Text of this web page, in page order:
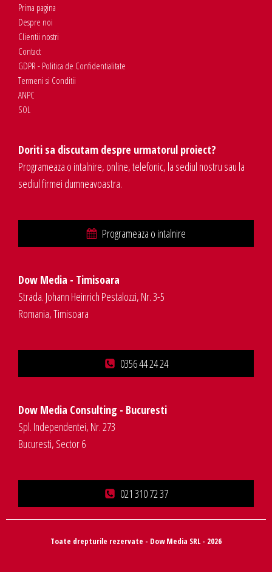
Prima pagina
Despre noi
Clientii nostri
Contact
GDPR - Politica de Confidentialitate
Termeni si Conditii
ANPC
SOL
Doriti sa discutam despre urmatorul proiect?
Programeaza o intalnire, online, telefonic, la sediul nostru sau la
sediul firmei dumneavoastra.
Programeaza o intalnire
Dow Media - Timisoara
Strada. Johann Heinrich Pestalozzi, Nr. 3-5
Romania, Timisoara
0356 44 24 24
Dow Media Consulting - Bucuresti
Spl. Independentei, Nr. 273
Bucuresti, Sector 6
021 310 72 37
Toate drepturile rezervate - Dow Media SRL - 2026